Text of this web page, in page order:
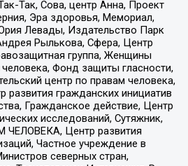
Так, Сова, центр Анна, Проект
Эра здоровья, Мемориал,
Левады, Издательство Парк
Рылькова, Сфера, Центр
группа, Женщины
человека, Фонд защиты гласности,
центр по правам человека,
развития гражданских инициатив
Гражданское действие, Центр
исследований, Сутяжник,
Центр развития
Частное учреждение в
северных стран,